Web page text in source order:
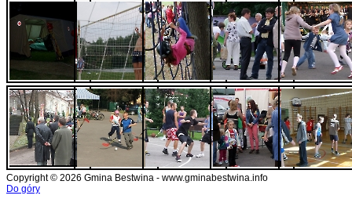
Copyright © 2026 Gmina Bestwina - www.gminabestwina.info
Do góry